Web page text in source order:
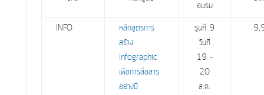
อบรม
INFO
หลักสูตรการ
สร้าง
Infographic
เพื่อการสื่่อสาร
อย่างมี
รุ่นที่ 9
วันที่
19 –
20
ส.ค.